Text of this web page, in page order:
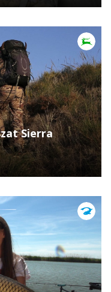
Sierra